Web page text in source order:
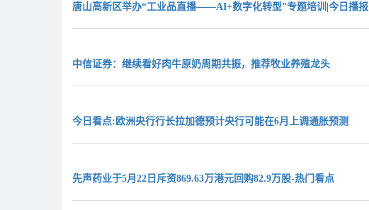
唐山高新区举办“工业品直播——AI+数字化转型”专题培训|今日播报
中信证券：继续看好肉牛原奶周期共振，推荐牧业养殖龙头
今日看点:欧洲央行行长拉加德预计央行可能在6月上调通胀预测
先声药业于5月22日斥资869.63万港元回购82.9万股-热门看点